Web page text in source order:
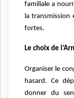
familiale a
la transmission
fortes.
Le choix de
Organiser le
hasard. Ce
donner du